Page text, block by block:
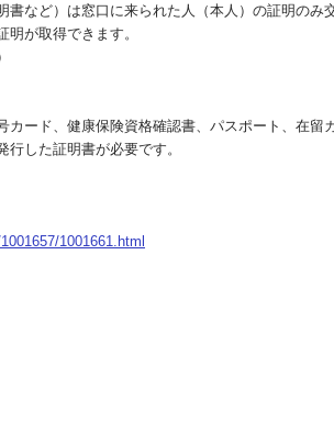
など）は窓口に来られた人（本人）の証明のみ
が取得できます。
ード、健康保険資格確認書、パスポート、在留
した証明書が必要です。
1001661.html